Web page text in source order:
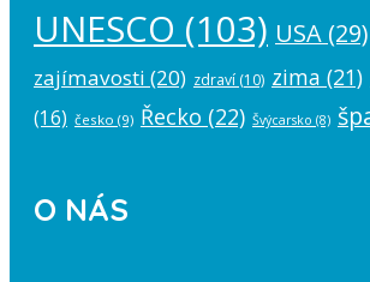
UNESCO (103) USA (29)
zajímavosti (20) zdraví (10) zima (21)
(16) česko (9) Řecko (22) Švýcarsko (8)
O NÁS